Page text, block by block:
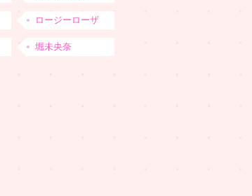
ロージーローザ
堀未央奈